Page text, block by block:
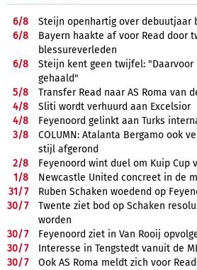
6/8
Steijn openhartig over debuutjaar
6/8
Bayern haakte af voor Read door
blessureverleden
6/8
Steijn kent geen twijfel: "Daarvoor
gehaald"
5/8
Transfer Read naar AS Roma van
4/8
Sliti wordt verhuurd aan Excelsior
4/8
Feyenoord gelinkt aan Turks
3/8
COLUMN: Atalanta Bergamo ook
stijl afgerond
2/8
Feyenoord wint duel om Kuip Cup
1/8
Newcastle United concreet in de
31/7
Ruben Schaken woedend op
30/7
Twente ziet bod op Schaken
worden
30/7
Feyenoord ziet in Van Rooij
30/7
Interesse in Tengstedt vanuit de
30/7
Ook AS Roma meldt zich voor Read